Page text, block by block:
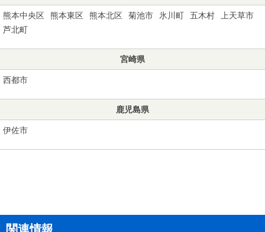
熊本中央区 熊本東区 熊本北区 菊池市 氷川町 五木村
上天草市
芦北町
宮崎県
西都市
鹿児島県
伊佐市
関連情報